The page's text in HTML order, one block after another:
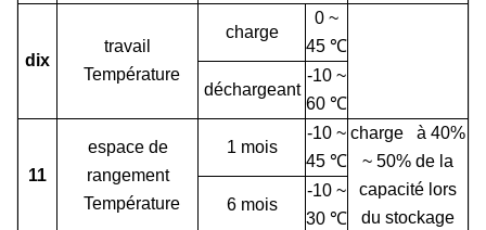
dix
travail
Température
charge
0 ~
45 ℃
déchargeant
-10 ~
60 ℃
11
espace de
rangement
Température
1 mois
-10 ~
45 ℃
charge à 40%
~ 50% de la
capacité lors
du stockage
6 mois
-10 ~
30 ℃